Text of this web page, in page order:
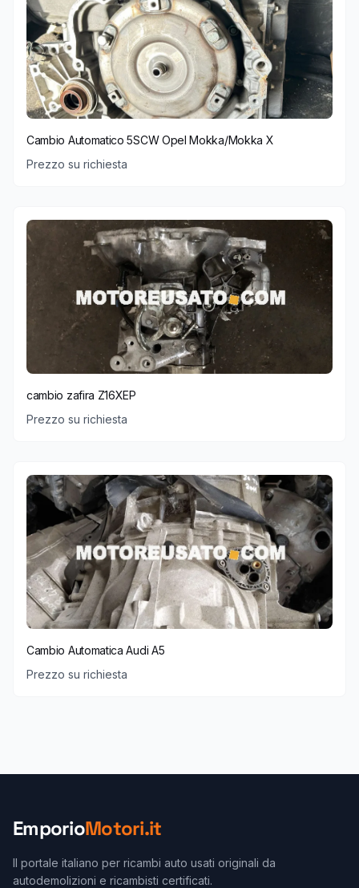
Cambio Automatico 5SCW Opel Mokka/Mokka X
Prezzo su richiesta
cambio zafira Z16XEP
Prezzo su richiesta
Cambio Automatica Audi A5
Prezzo su richiesta
EmporioMotori.it
Il portale italiano per ricambi auto usati originali da
autodemolizioni e ricambisti certificati.